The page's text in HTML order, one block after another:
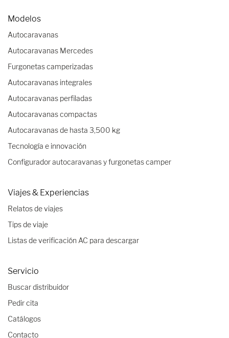
Modelos
Autocaravanas
Autocaravanas Mercedes
Furgonetas camperizadas
Autocaravanas integrales
Autocaravanas perfiladas
Autocaravanas compactas
Autocaravanas de hasta 3,500 kg
Tecnología e innovación
Configurador autocaravanas y furgonetas camper
Viajes & Experiencias
Relatos de viajes
Tips de viaje
Listas de verificación AC para descargar
Servicio
Buscar distribuidor
Pedir cita
Catálogos
Contacto